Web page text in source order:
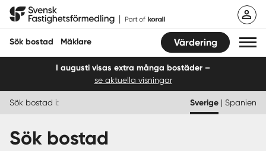
Hoppa
Svensk Fastighetsförmedling
Sök bostad Mäklare Värdering
Sälja
I augusti visas extra många bostäder –
se aktuella visningar
Sök bostad i: Sverige | Spanien
Sök bostad